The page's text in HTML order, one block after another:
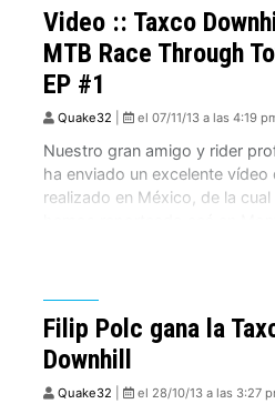
Video :: Taxco
MTB Race Through
EP #1
Quake32 el 07/11/13 a las 4:19
Nuestro gran amigo y rider
ha enviado un excelente vídeo
realizado en México, de la
Filip Polc gana la
Downhill
Quake32 el 28/10/13 a las 3:27